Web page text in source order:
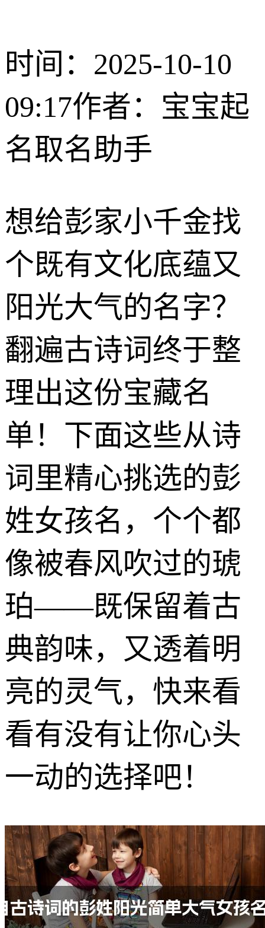
时间：2025-10-10
09:17作者：宝宝起
名取名助手
想给彭家小千金找
个既有文化底蕴又
阳光大气的名字？
翻遍古诗词终于整
理出这份宝藏名
单！下面这些从诗
词里精心挑选的彭
姓女孩名，个个都
像被春风吹过的琥
珀——既保留着古
典韵味，又透着明
亮的灵气，快来看
看有没有让你心头
一动的选择吧！